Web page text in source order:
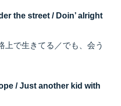
the street / Doin’ alright
上で生きてる／でも、会う
/ Just another kid with